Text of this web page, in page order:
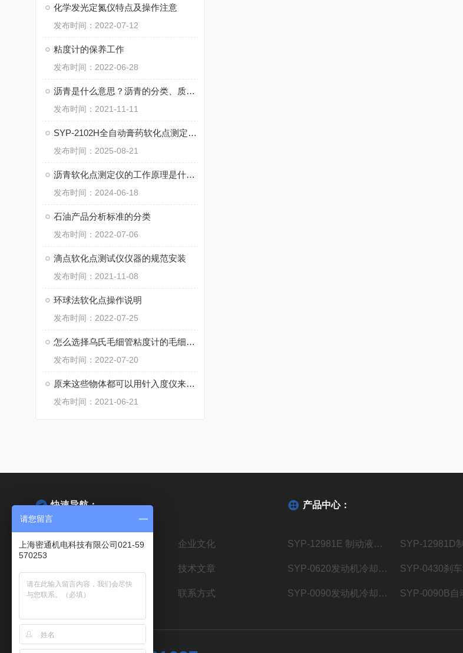
化学发光定氮仪特点及操作注意
发布时间：2022-07-12
粘度计的保养工作
发布时间：2022-06-28
沥青是什么意思？沥青的分类、质量指标、优势、市场行情
发布时间：2021-11-11
SYP-2102H全自动膏药软化点测定仪（（2孔）实验步骤
发布时间：2025-08-21
沥青软化点测定仪的工作原理是什么？
发布时间：2024-06-18
石油产品分析标准的分类
发布时间：2022-07-06
滴点软化点测试仪仪器的规范安装
发布时间：2021-11-08
环球法软化点操作说明
发布时间：2022-07-25
怎么选择乌氏毛细管粘度计的毛细管内径
发布时间：2022-07-20
原来这些物体都可以用针入度仪来测量
发布时间：2021-06-21
快速导航：
网站首页 公司简介 企业文化
技术文章
资料下载 联系方式
产品中心：
SYP-12981E 制动液低温流动性测定仪
SYP-0620发动机冷却液铸铝合金腐蚀仪器
SYP-0090发动机冷却液冰点测定仪
请您留言
上海密通机电科技有限公司021-59
570253